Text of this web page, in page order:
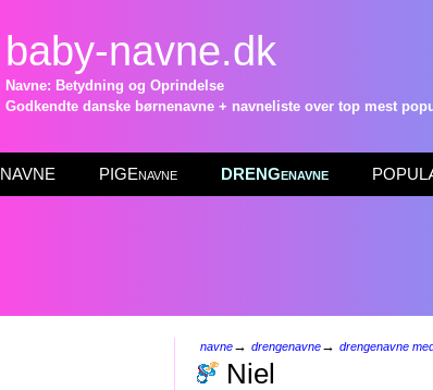
baby-navne.dk
Navne: Betydning og Oprindelse
Godkendte danske børnenavne + navneliste over top mest
NAVNE PIGEnavne DRENGenavne
navne→ drengenavne→ drengenavne
Niel